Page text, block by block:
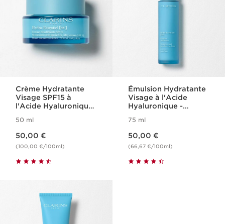
Crème Hydratante
Visage SPF15 à
l'Acide Hyaluronique
50 ml
50,00 €
(100,00 €/100ml)
Émulsion Hydratante
Visage à l'Acide
Hyaluronique -
75 ml
50,00 €
(66,67 €/100ml)